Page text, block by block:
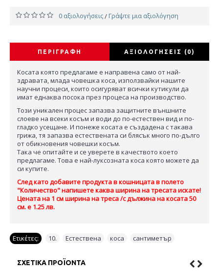
0 αξιολογήσεις/Γράψτε μια αξιολόγηση
ΠΕΡΙΓΡΑΦΉ ΑΞΙΟΛΟΓΉΣΕΙΣ (0)
Косата която предлагаме е направена само от най-
здравата, млада човешка коса, използвайки нашите
научни процеси, които осигуряват всички кутикули да
имат еднаква посока през процеса на производство.
Този уникален процес запазва защитните външните
слоеве на всеки косъм и води до по-естествен вид и по-
гладко усещане. И понеже косата е създадена с такава
грижа, тя запазва естествената си блясък много по-дълго
от обикновения човешки косъм.
Така че опитайте и се уверете в качеството което
предлагаме. Това е най-луксозната коса която можете да
си купите.
След като добавите продукта в кошницата в полето
"Количество" напишете каква ширина на тресата искате!
Цената на 1 см ширина на треса /с дължина на косата 50
см. е 1.25 лв.
Ετικέτες: 10. Естествена коса сантиметър
ΣΧΕΤΙΚΆ ΠΡΟΪΌΝΤΑ